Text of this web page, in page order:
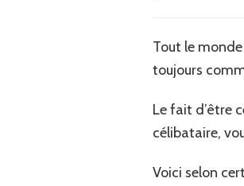
Tout le
toujours
Le fait d’être
célibataire,
Voici selon